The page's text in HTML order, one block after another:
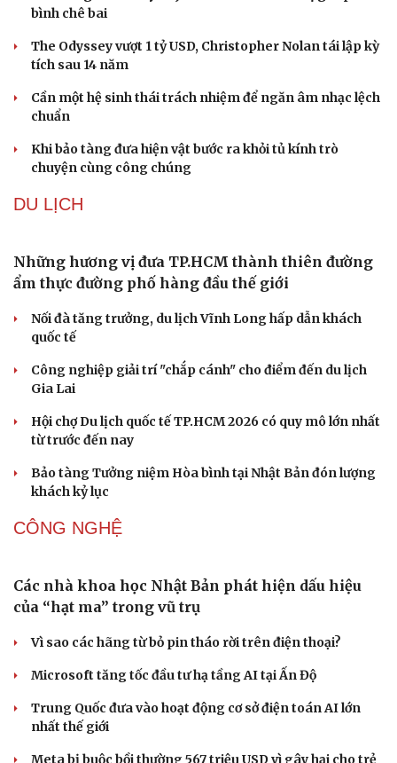
Văn hóa
Sân khấu - Điện ảnh
Văn học
Di sản
Giải trí
Nghệ sĩ
Buôn lậu, hàng giả diễn biến phức tạp, xử lý gần 68.000
QUÂN SỰ - QUỐC PHÒNG
Kho đạn dược và tên lửa chủ lực của Mỹ
Tham vọng robot hóa quân đội, Ukraine đau đầu với
“ma trận” 550 biến thể
Đức tăng tốc chương trình UAV chiến đấu thông qua hợp
Tên lửa đạn đạo Nga khoét sâu lỗ hổng phòng không
Ukraine
Ban hành danh mục trang thiết bị phục vụ ứng phó tình
trạng khẩn cấp
VĂN HÓA
Phó huyện trưởng của Hàn Quốc quảng bá lễ hội
truyền thống ở miền Tây
Phản ứng của Dwayne Johnson khi Moana bị giới phê
bình chê bai
The Odyssey vượt 1 tỷ USD, Christopher Nolan tái lập kỳ
Cần một hệ sinh thái trách nhiệm để ngăn âm nhạc lệch
chuẩn
Khi bảo tàng đưa hiện vật bước ra khỏi tủ kính trò
chuyện cùng công chúng
Những hương vị đưa TP.HCM thành thiên đường